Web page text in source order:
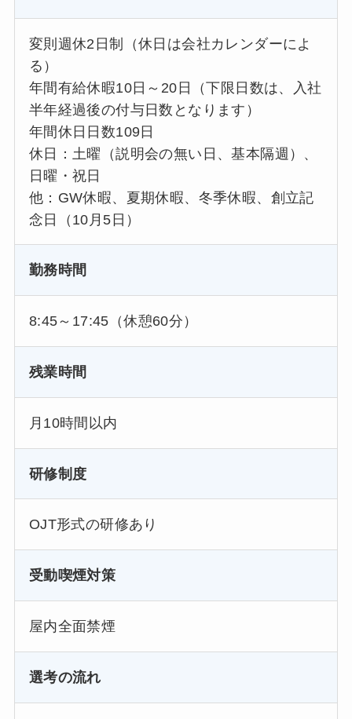
変則週休2日制（休日は会社カレンダーによ
る）
年間有給休暇10日～20日（下限日数は、入社
半年経過後の付与日数となります）
年間休日日数109日
休日：土曜（説明会の無い日、基本隔週）、
日曜・祝日
他：GW休暇、夏期休暇、冬季休暇、創立記
念日（10月5日）
勤務時間
8:45～17:45（休憩60分）
残業時間
月10時間以内
研修制度
OJT形式の研修あり
受動喫煙対策
屋内全面禁煙
選考の流れ